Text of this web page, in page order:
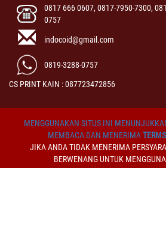
0817 666 0607, 0817-7950-7300,
0757
indocoid@gmail.com
0819-3288-0757
CS PRINT KAIN : 087723472856
MENGGUNAKAN SITUS INI
MEMBACA DAN MENERIMA
JIKA ANDA TIDAK MENERIMA
BERWENANG UNTUK